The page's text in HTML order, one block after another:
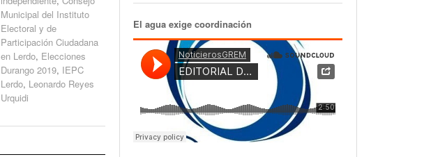
Municipal del Instituto
Electoral y de
Participación Ciudadana
en Lerdo, Elecciones
Durango 2019, IEPC
Lerdo, Leonardo Reyes
Urquidi
El agua exige coordinación